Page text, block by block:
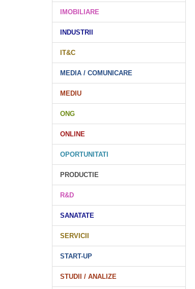
IMOBILIARE
INDUSTRII
IT&C
MEDIA / COMUNICARE
MEDIU
ONG
ONLINE
OPORTUNITATI
PRODUCTIE
R&D
SANATATE
SERVICII
START-UP
STUDII / ANALIZE